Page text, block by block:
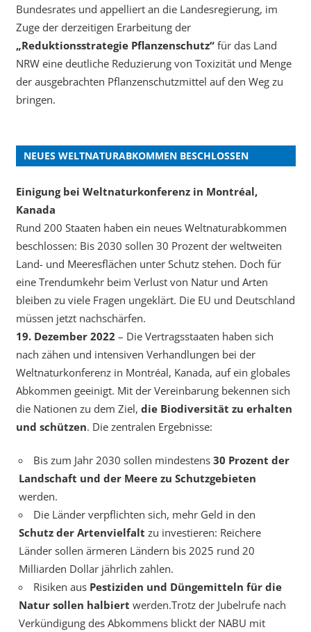
Bundesrates und appelliert an die Landesregierung, im
Zuge der derzeitigen Erarbeitung der
„Reduktionsstrategie Pflanzenschutz“für das Land
NRW eine deutliche Reduzierung von Toxizität und Menge
der ausgebrachten Pflanzenschutzmittel auf den Weg zu
bringen.
NEUES WELTNATURABKOMMEN BESCHLOSSEN
Einigung bei Weltnaturkonferenz in Montréal,
Kanada
Rund 200 Staaten haben ein neues Weltnaturabkommen
beschlossen: Bis 2030 sollen 30 Prozent der weltweiten
Land- und Meeresflächen unter Schutz stehen. Doch für
eine Trendumkehr beim Verlust von Natur und Arten
bleiben zu viele Fragen ungeklärt. Die EU und Deutschland
müssen jetzt nachschärfen.
19. Dezember 2022 – Die Vertragsstaaten haben sich
nach zähen und intensiven Verhandlungen bei der
Weltnaturkonferenz in Montréal, Kanada, auf ein globales
Abkommen geeinigt. Mit der Vereinbarung bekennen sich
die Nationen zu dem Ziel, die Biodiversität zu erhalten
und schützen. Die zentralen Ergebnisse:
Bis zum Jahr 2030 sollen mindestens 30 Prozent der
Landschaft und der Meere zu Schutzgebieten
werden.
Die Länder verpflichten sich, mehr Geld in den
Schutz der Artenvielfalt zu investieren: Reichere
Länder sollen ärmeren Ländern bis 2025 rund 20
Milliarden Dollar jährlich zahlen.
Risiken aus Pestiziden und Düngemitteln für die
Natur sollen halbiert werden.Trotz der Jubelrufe nach
Verkündigung des Abkommens blickt der NABU mit